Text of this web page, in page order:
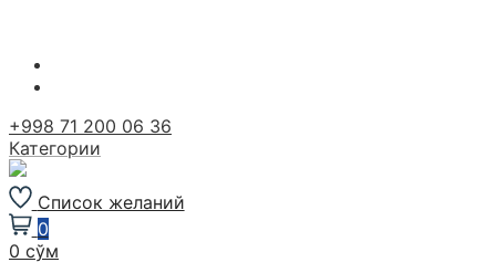
Перейти
+998 71 200 06 36
Категории
Список желаний
0
0 сўм